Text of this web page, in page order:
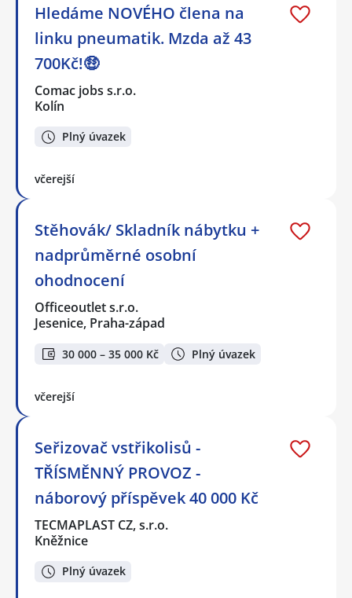
Hledáme NOVÉHO člena na
linku pneumatik. Mzda až 43
700Kč!🤑
Comac jobs s.r.o.
Kolín
Plný úvazek
včerejší
Stěhovák/ Skladník nábytku +
nadprůměrné osobní
ohodnocení
Officeoutlet s.r.o.
Jesenice, Praha-západ
30 000 – 35 000 Kč Plný úvazek
včerejší
Seřizovač vstřikolisů -
TŘÍSMĚNNÝ PROVOZ -
náborový příspěvek 40 000 Kč
TECMAPLAST CZ, s.r.o.
Kněžnice
Plný úvazek